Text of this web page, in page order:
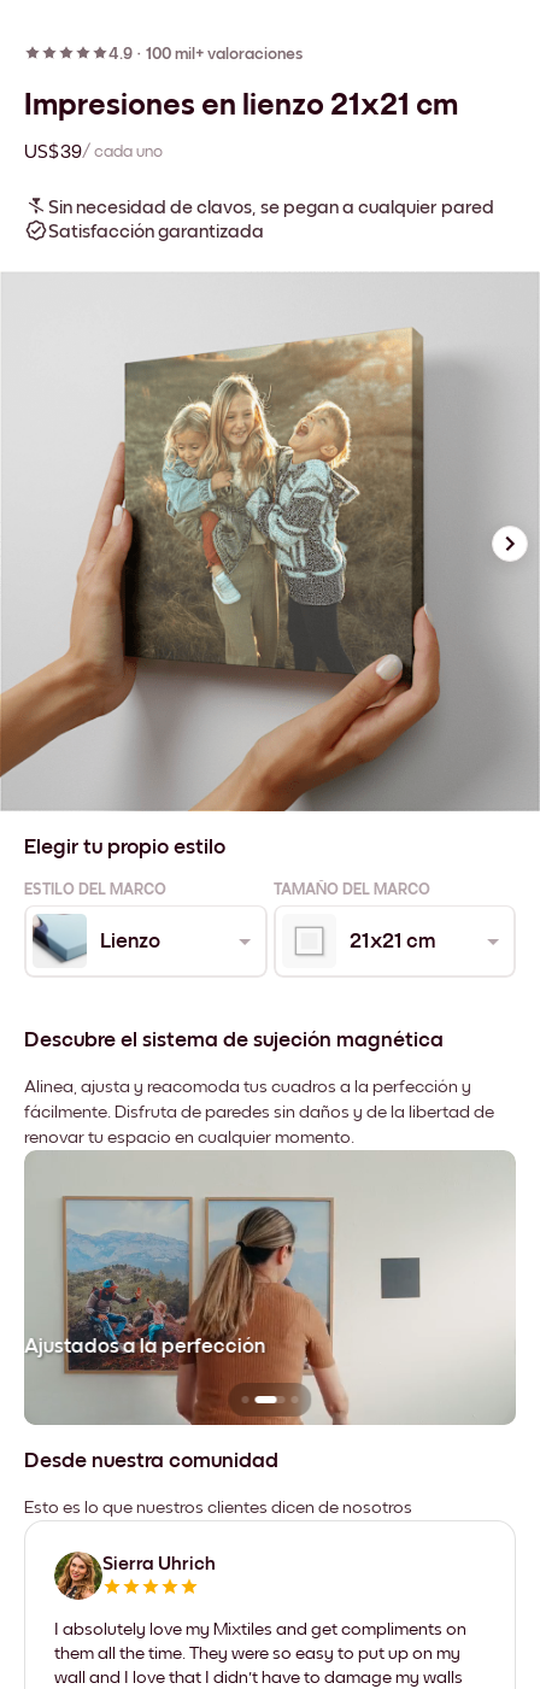
4.9 · 100 mil+ valoraciones
Impresiones en lienzo 21x21 cm
US$39/ cada uno
Sin necesidad de clavos, se pegan a cualquier pared
Satisfacción garantizada
Elegir tu propio estilo
ESTILO DEL MARCO TAMAÑO DEL MARCO
Lienzo 21x21 cm
Descubre el sistema de sujeción magnética
Alinea, ajusta y reacomoda tus cuadros a la perfección y
fácilmente. Disfruta de paredes sin daños y de la libertad de
renovar tu espacio en cualquier momento.
Ajustados a la perfección
Desde nuestra comunidad
Esto es lo que nuestros clientes dicen de nosotros
Sierra Uhrich
I absolutely love my Mixtiles and get compliments on
them all the time. They were so easy to put up on my
wall and I love that I didn't have to damage my walls